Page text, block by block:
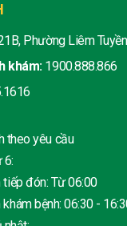
Phường Liêm
khám: 1900.888.866
theo yêu cầu
đón: Từ 06:00
bệnh: 06:30 -